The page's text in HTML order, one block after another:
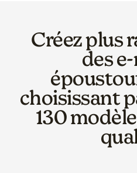
Créez plus
des
choisissant
130